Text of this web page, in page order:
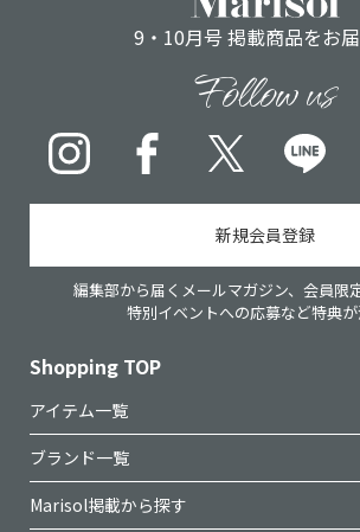
9・10月号 掲載商品をお届
Follow us
InstagramFacebookX
新規会員登録
編集部から届くメールマガジン、会員限
特別イベントへの応募など特典が
Shopping TOP
アイテム一覧
ブランド一覧
Marisol掲載から探す